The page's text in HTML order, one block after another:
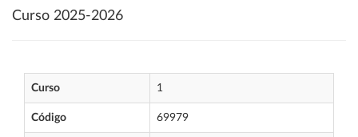
Curso 2025-2026
Curso 1
Código 69979